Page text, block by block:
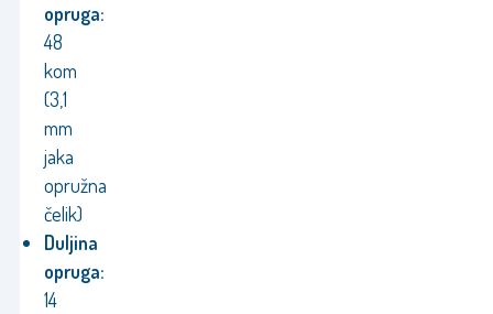
opruga:
48
kom
(3,1
mm
jaka
opružna
čelik)
Duljina
opruga:
14